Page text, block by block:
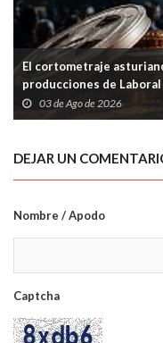
El cortometraje
producciones de
03 de Ago de 2026
DEJAR UN
Nombre / Apodo
Captcha